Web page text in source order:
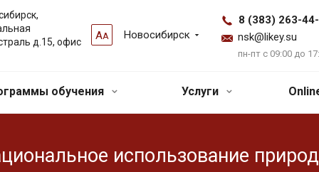
АА Новосибирск
8 (383) 263-
nsk@likey.su
пн-пт с 09:00 до
д.15, офис
обучения Услуги
использование